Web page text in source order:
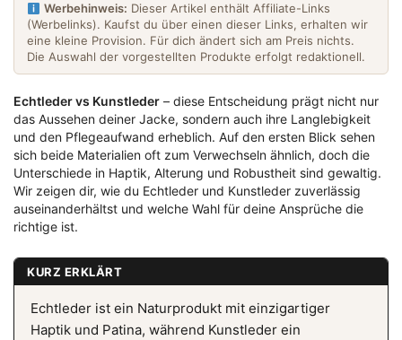
Werbehinweis: Dieser Artikel enthält Affiliate-Links
(Werbelinks). Kaufst du über einen dieser Links, erhalten wir
eine kleine Provision. Für dich ändert sich am Preis nichts.
Die Auswahl der vorgestellten Produkte erfolgt redaktionell.
Echtleder vs Kunstleder – diese Entscheidung prägt nicht nur
das Aussehen deiner Jacke, sondern auch ihre Langlebigkeit
und den Pflegeaufwand erheblich. Auf den ersten Blick sehen
sich beide Materialien oft zum Verwechseln ähnlich, doch die
Unterschiede in Haptik, Alterung und Robustheit sind gewaltig.
Wir zeigen dir, wie du Echtleder und Kunstleder zuverlässig
auseinanderhältst und welche Wahl für deine Ansprüche die
richtige ist.
KURZ ERKLÄRT
Echtleder ist ein Naturprodukt mit einzigartiger
Haptik und Patina, während Kunstleder ein